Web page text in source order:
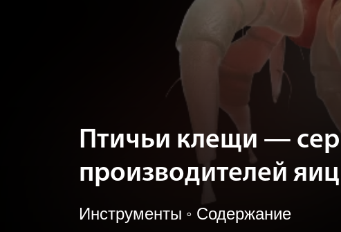
Птичьи клещи —
производителей
Инструменты ◦ Содержание